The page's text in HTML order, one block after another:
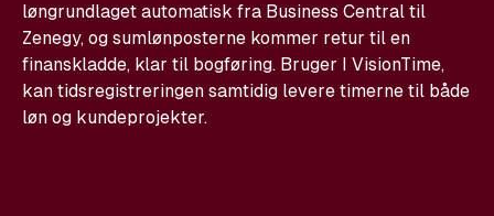
løngrundlaget automatisk fra Business Central til
Zenegy, og sumlønposterne kommer retur til en
finanskladde, klar til bogføring. Bruger I VisionTime,
kan tidsregistreringen samtidig levere timerne til både
løn og kundeprojekter.